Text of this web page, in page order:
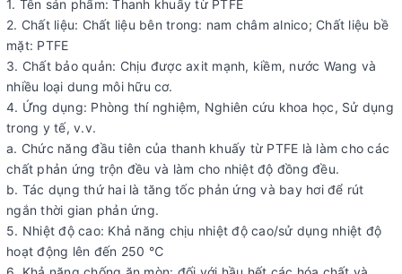
1. Tên sản phẩm: Thanh khuấy từ PTFE
2. Chất liệu: Chất liệu bên trong: nam châm alnico; Chất liệu bề
mặt: PTFE
3. Chất bảo quản: Chịu được axit mạnh, kiềm, nước Wang và
nhiều loại dung môi hữu cơ.
4. Ứng dụng: Phòng thí nghiệm, Nghiên cứu khoa học, Sử dụng
trong y tế, v.v.
a. Chức năng đầu tiên của thanh khuấy từ PTFE là làm cho các
chất phản ứng trộn đều và làm cho nhiệt độ đồng đều.
b. Tác dụng thứ hai là tăng tốc phản ứng và bay hơi để rút
ngắn thời gian phản ứng.
5. Nhiệt độ cao: Khả năng chịu nhiệt độ cao/sử dụng nhiệt độ
hoạt động lên đến 250 ℃